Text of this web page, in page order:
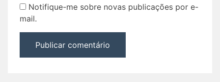
Notifique-me sobre novas publicações por e-
mail.